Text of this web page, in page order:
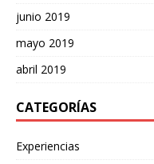
junio 2019
mayo 2019
abril 2019
CATEGORÍAS
Experiencias